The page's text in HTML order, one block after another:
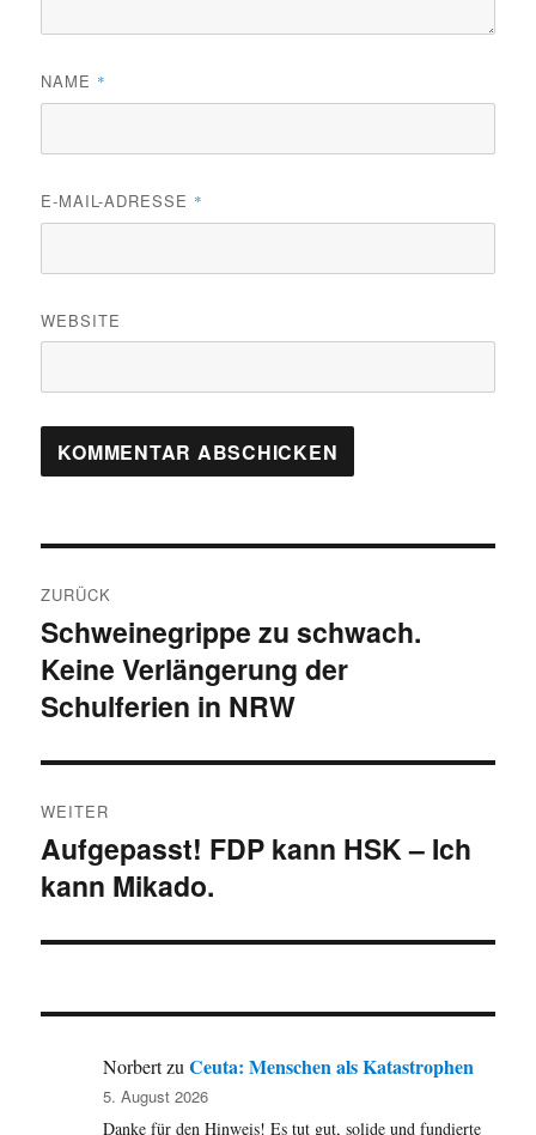
NAME *
E-MAIL-ADRESSE *
WEBSITE
ZURÜCK
Vorheriger
Beitrag:
Schweinegrippe zu schwach.
Keine Verlängerung der
Schulferien in NRW
WEITER
Nächster
Beitrag:
Aufgepasst! FDP kann HSK – Ich
kann Mikado.
NorbertzuCeuta: Menschen als Katastrophen
5. August 2026
Danke für den Hinweis! Es tut gut, solide und fundierte